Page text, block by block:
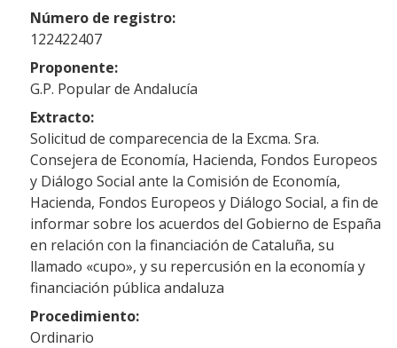
Número de registro:
122422407
Proponente:
G.P. Popular de Andalucía
Extracto:
Solicitud de comparecencia de la Excma. Sra.
Consejera de Economía, Hacienda, Fondos Europeos
y Diálogo Social ante la Comisión de Economía,
Hacienda, Fondos Europeos y Diálogo Social, a fin de
informar sobre los acuerdos del Gobierno de España
en relación con la financiación de Cataluña, su
llamado «cupo», y su repercusión en la economía y
financiación pública andaluza
Procedimiento:
Ordinario